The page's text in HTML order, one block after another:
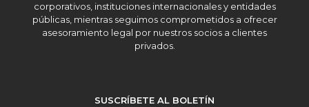
corporativos, instituciones internacionales y entidades
públicas, mientras seguimos comprometidos a ofrecer
asesoramiento legal por nuestros socios a clientes
privados.
SUSCRÍBETE AL BOLETÍN